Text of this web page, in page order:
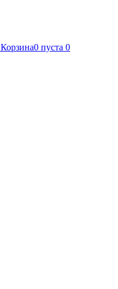
Корзина0 пуста 0